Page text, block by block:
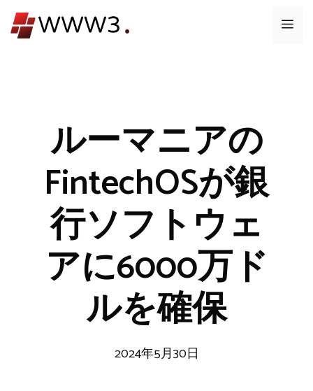
ン
メ
ルーマニアの
FintechOSが銀
行ソフトウェ
アに6000万ド
ルを確保
2024年5月30日